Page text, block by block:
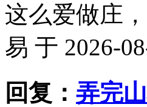
这么爱做庄
易 于 2026-
回复： 弄完